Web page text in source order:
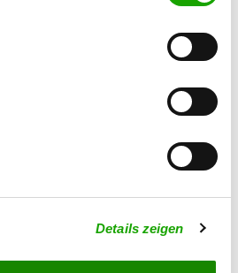
Details zeigen
summer:
18:30 h - 21:00 h